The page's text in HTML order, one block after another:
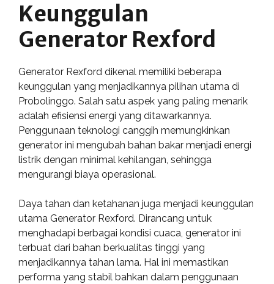
Keunggulan
Generator Rexford
Generator Rexford dikenal memiliki beberapa
keunggulan yang menjadikannya pilihan utama di
Probolinggo. Salah satu aspek yang paling menarik
adalah efisiensi energi yang ditawarkannya.
Penggunaan teknologi canggih memungkinkan
generator ini mengubah bahan bakar menjadi energi
listrik dengan minimal kehilangan, sehingga
mengurangi biaya operasional.
Daya tahan dan ketahanan juga menjadi keunggulan
utama Generator Rexford. Dirancang untuk
menghadapi berbagai kondisi cuaca, generator ini
terbuat dari bahan berkualitas tinggi yang
menjadikannya tahan lama. Hal ini memastikan
performa yang stabil bahkan dalam penggunaan